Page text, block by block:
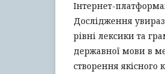
Інтернет-
Дослідження
рівні лексики та
державної мови в
створення якісного